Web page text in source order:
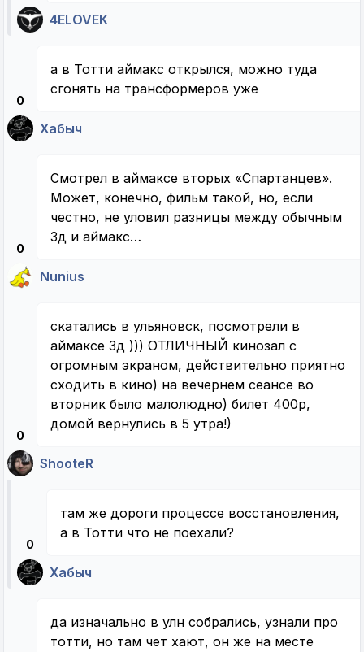
4ELOVEK
0
а в Тотти аймакс открылся, можно туда
сгонять на трансформеров уже
Хабыч
0
Смотрел в аймаксе вторых «Спартанцев».
Может, конечно, фильм такой, но, если
честно, не уловил разницы между обычным
3д и аймакс…
Nunius
0
скатались в ульяновск, посмотрели в
аймаксе 3д ))) ОТЛИЧНЫЙ кинозал с
огромным экраном, действительно приятно
сходить в кино) на вечернем сеансе во
вторник было малолюдно) билет 400р,
домой вернулись в 5 утра!)
ShooteR
0
там же дороги процессе восстановления,
а в Тотти что не поехали?
Хабыч
да изначально в улн собрались, узнали про
тотти, но там чет хают, он же на месте